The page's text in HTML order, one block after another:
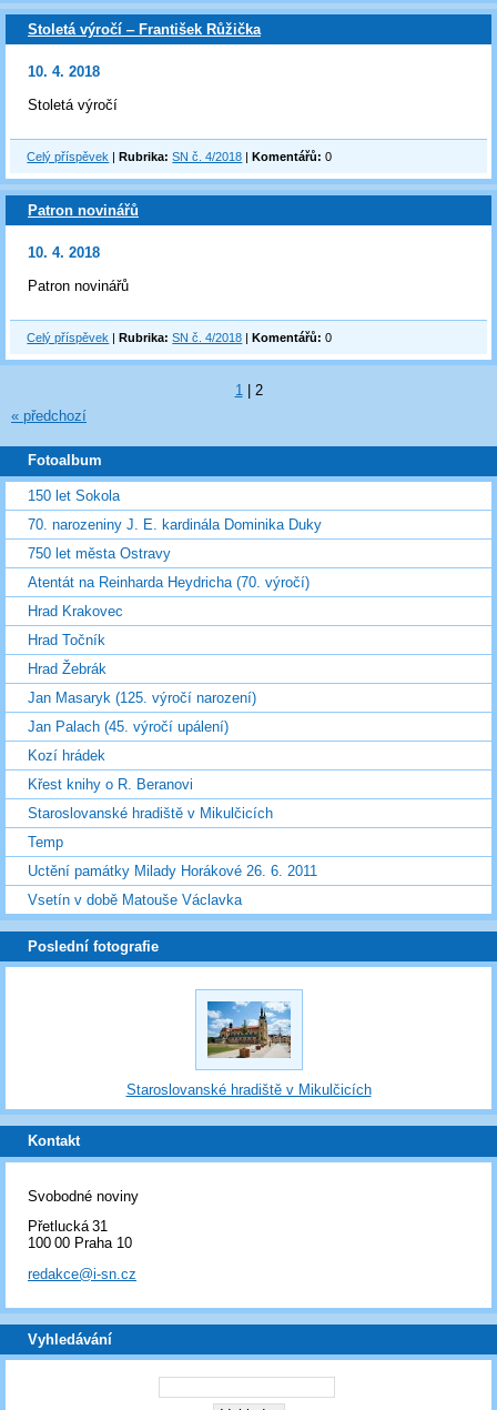
Stoletá výročí ‒ František Růžička
10. 4. 2018
Stoletá výročí
Celý příspěvek |Rubrika: SN č. 4/2018 |Komentářů: 0
Patron novinářů
10. 4. 2018
Patron novinářů
Celý příspěvek |Rubrika: SN č. 4/2018 |Komentářů: 0
« předchozí
1 2
Fotoalbum
150 let Sokola
70. narozeniny J. E. kardinála Dominika Duky
750 let města Ostravy
Atentát na Reinharda Heydricha (70. výročí)
Hrad Krakovec
Hrad Točník
Hrad Žebrák
Jan Masaryk (125. výročí narození)
Jan Palach (45. výročí upálení)
Kozí hrádek
Křest knihy o R. Beranovi
Staroslovanské hradiště v Mikulčicích
Temp
Uctění památky Milady Horákové 26. 6. 2011
Vsetín v době Matouše Václavka
Poslední fotografie
Staroslovanské hradiště v Mikulčicích
Kontakt
Svobodné noviny
Přetlucká 31
100 00 Praha 10
redakce@i-sn.cz
Vyhledávání